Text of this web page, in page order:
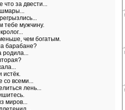
что за двести...
тебе мужчину.
чем богатым.
барабане?
родила...
истёк.
со всеми...
лень...
миров...